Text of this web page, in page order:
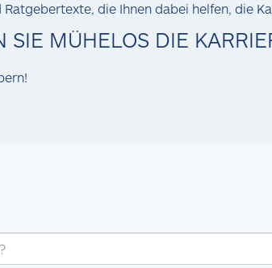
Ratgebertexte, die Ihnen dabei helfen, die
SIE MÜHELOS DIE